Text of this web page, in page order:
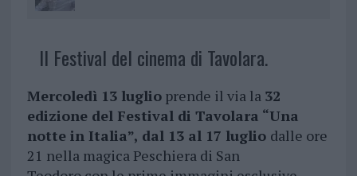
Il Festival del cinema di Tavolara.
Mercoledì 13 luglioprende il via la 32
edizione del Festival di Tavolara “Una
notte in Italia”, dal 13 al 17 luglio dalle ore
21 nella magica Peschiera di San